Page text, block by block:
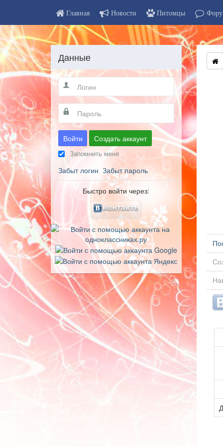
Главная Новости Питомцы
Данные
Войти Создать аккаунт
Запомнить меня
Забыт логин Забыт пароль
Быстро войти через: